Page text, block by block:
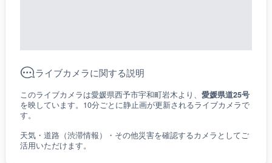
ライブカメラに関する説明
このライブカメラは愛媛県西予市宇和町岩木より、 愛媛県道25号
を映しています。10分ごとに静止画が更新されるライブカメラで
す。
天気・道路（渋滞情報）・その他災害を確認するカメラとしてご
活用いただけます。